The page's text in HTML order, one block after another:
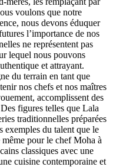
voulons que notre
nous devons éduquer
l’importance de nos
ne représentent pas
lequel nous pouvons
et attrayant.
du terrain en tant que
nos chefs et nos maîtres
accomplissent des
figures telles que Lala
traditionnelles préparées
exemples du talent que le
pour le chef Moha à
classiques avec une
cuisine contemporaine et